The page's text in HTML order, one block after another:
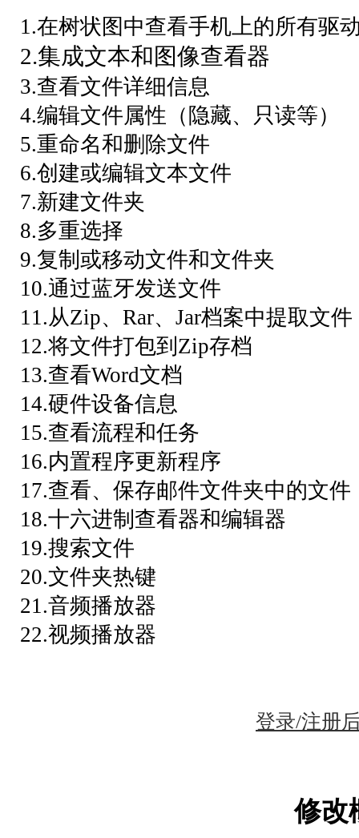
1.在树状图中查看手机上的所有驱
2.集成文本和图像查看器
3.查看文件详细信息
4.编辑文件属性（隐藏、只读等）
5.重命名和删除文件
6.创建或编辑文本文件
7.新建文件夹
8.多重选择
9.复制或移动文件和文件夹
10.通过蓝牙发送文件
11.从Zip、Rar、Jar档案中提取文件
12.将文件打包到Zip存档
13.查看Word文档
14.硬件设备信息
15.查看流程和任务
16.内置程序更新程序
17.查看、保存邮件文件夹中的文件
18.十六进制查看器和编辑器
19.搜索文件
20.文件夹热键
21.音频播放器
22.视频播放器
登录/注册
修改